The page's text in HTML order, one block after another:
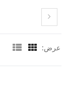
عرض: